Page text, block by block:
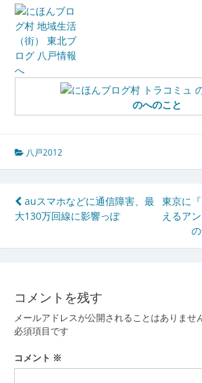
のへのこと
八戸2012
投
稿
ナ
ゲ
ー
シ
ョ
auスマホなどに通信障害、最
大130万回線に影響っぽ
東京に
えるア
コメントを残す
メールアドレスが公開されることはありません
必須項目です
コメント ※